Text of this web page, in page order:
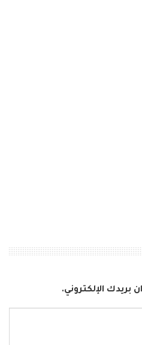
بريدك الإلكتروني.